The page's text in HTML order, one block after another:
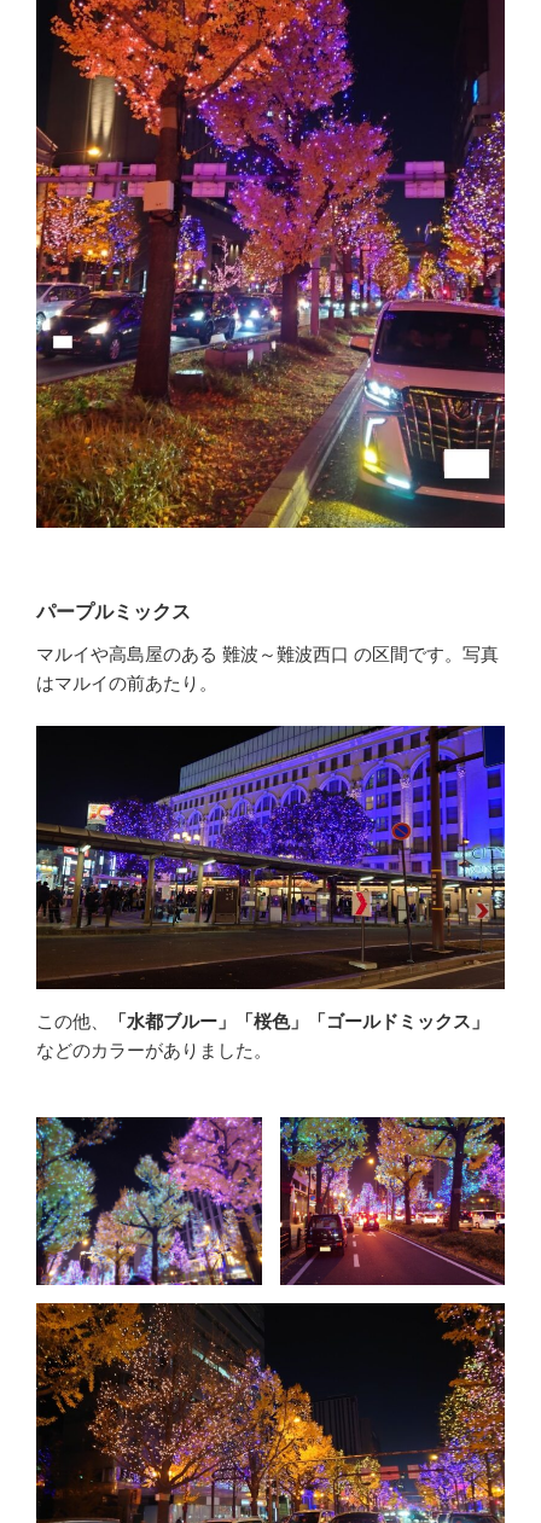
パープルミックス
マルイや高島屋のある 難波～難波西口 の区間です。写真
はマルイの前あたり。
この他、
「水都ブルー」「桜色」「ゴールドミックス」
などのカラーがありました。